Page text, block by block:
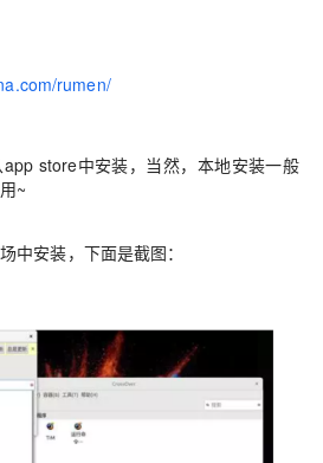
rumen/
store中安装，当然，本地安装一般
~
中安装，下面是截图：